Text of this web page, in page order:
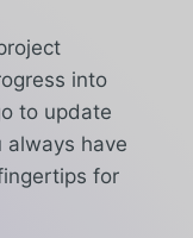
into
to update
always have
for